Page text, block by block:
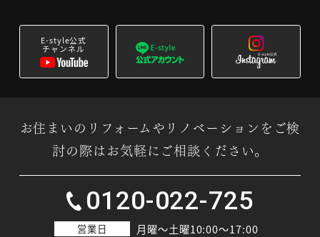
E-style公式
チャンネル
お住まいのリフォームやリノベーションをご検
討の際はお気軽にご相談ください。
0120-022-725
営業日 月曜～土曜10:00～17:00